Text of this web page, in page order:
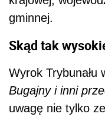
gminnej.
Skąd tak
Wyrok Trybunału
Bugajny i inni
uwagę nie tylko